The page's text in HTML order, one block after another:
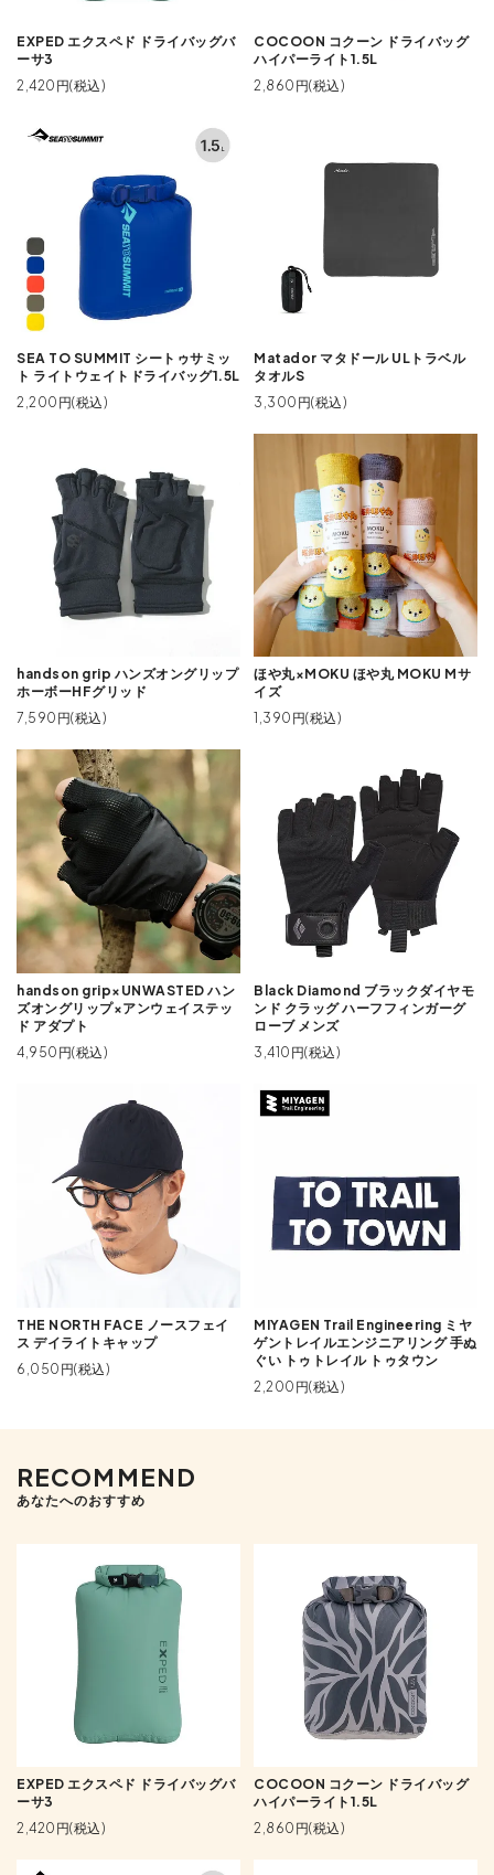
EXPED エクスペド ドライバッグバ
ーサ3
2,420円(税込)
COCOON コクーン ドライバッグ
ハイパーライト1.5L
2,860円(税込)
SEA TO SUMMIT シートゥサミッ
ト ライトウェイトドライバッグ1.5L
2,200円(税込)
Matador マタドール ULトラベル
タオルS
3,300円(税込)
handson grip ハンズオングリップ
ホーボーHFグリッド
7,590円(税込)
ほや丸×MOKU ほや丸 MOKU Mサ
イズ
1,390円(税込)
handson grip×UNWASTED ハン
ズオングリップ×アンウェイステッ
ド アダプト
4,950円(税込)
Black Diamond ブラックダイヤモ
ンド クラッグ ハーフフィンガーグ
ローブ メンズ
3,410円(税込)
THE NORTH FACE ノースフェイ
ス デイライトキャップ
6,050円(税込)
MIYAGEN Trail Engineering ミヤ
ゲントレイルエンジニアリング 手ぬ
ぐい トゥトレイル トゥタウン
2,200円(税込)
RECOMMEND
あなたへのおすすめ
EXPED エクスペド ドライバッグバ
ーサ3
2,420円(税込)
COCOON コクーン ドライバッグ
ハイパーライト1.5L
2,860円(税込)